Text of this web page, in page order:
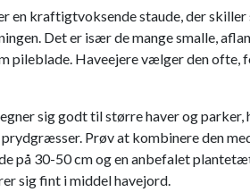
en kraftigtvoksende staude, der
Det er især de mange smalle,
pileblade. Haveejere vælger den
sig godt til større haver og
Prøv at kombinere den
på 30-50 cm og en anbefalet
sig fint i middel havejord.